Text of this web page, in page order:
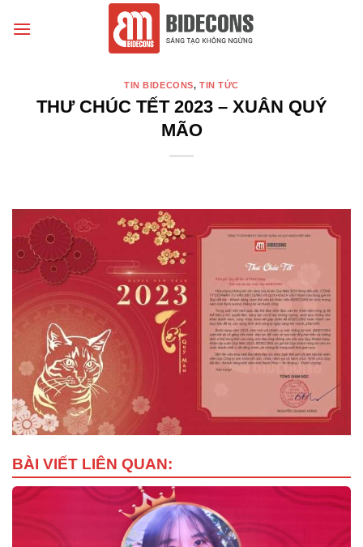
đến
TIN BIDECONS, TIN TỨC
THƯ CHÚC TẾT 2023 – XUÂN QUÝ
MÃO
BÀI VIẾT LIÊN QUAN: